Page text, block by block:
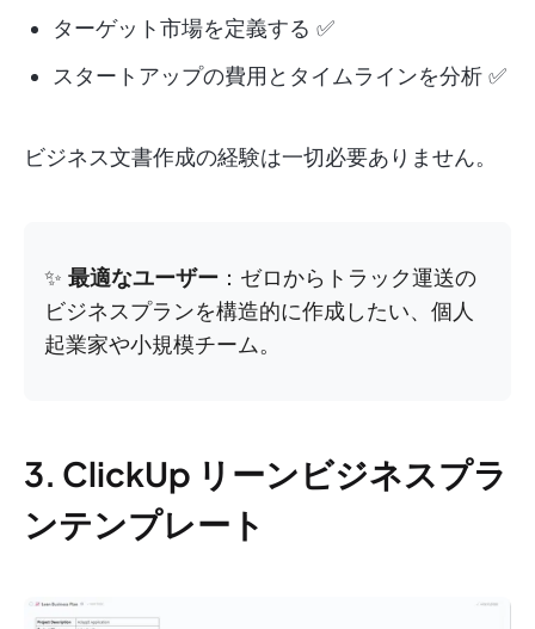
ターゲット市場を定義する ✅
スタートアップの費用とタイムラインを分析 ✅
ビジネス文書作成の経験は一切必要ありません。
✨ 最適なユーザー ：ゼロからトラック運送の
ビジネスプランを構造的に作成したい、個人
起業家や小規模チーム。
3. ClickUp リーンビジネスプラ
ンテンプレート